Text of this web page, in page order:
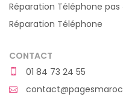
Réparation Téléphone pas
Réparation Téléphone
CONTACT
01 84 73 24 55